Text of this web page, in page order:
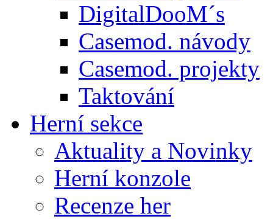
DigitalDooM´s
Casemod. návody
Casemod. projekty
Taktování
Herní sekce
Aktuality a Novinky
Herní konzole
Recenze her